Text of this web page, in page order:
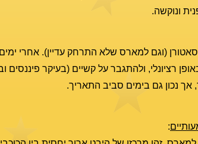
ונוקשה.
(וגם למארס שלא התרחק עדיין). אחרי
רציונלי, ולהתגבר על קשיים (בעיקר
אך נכון גם בימים סביב התאריך.
: